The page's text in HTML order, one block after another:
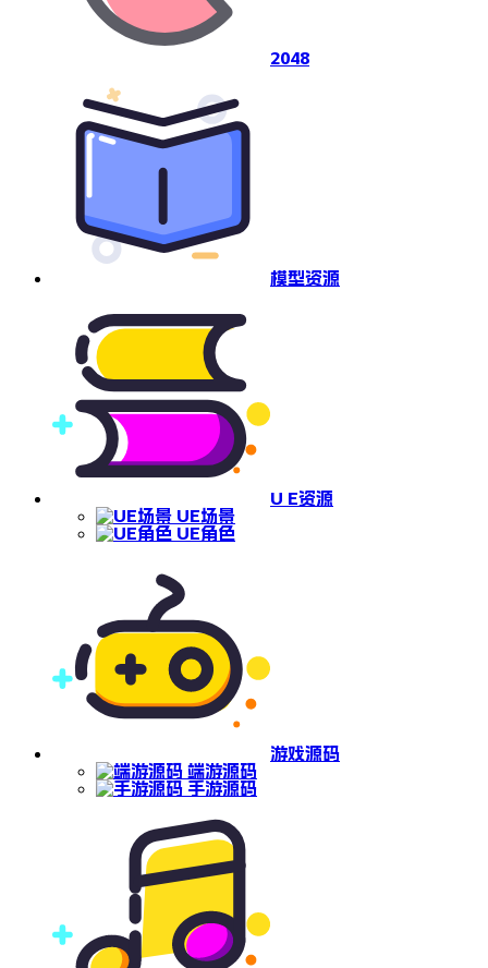
2048
模型资源
U E资源
UE场景
UE角色
游戏源码
端游源码
手游源码